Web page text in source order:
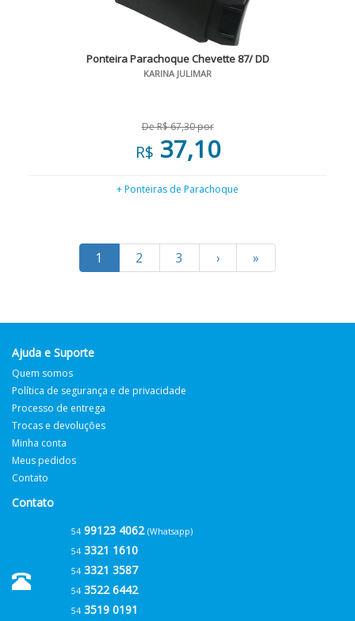
Ponteira Parachoque Chevette 87/ DD
KARINA JULIMAR
De R$ 67,30 por
R$ 37,10
+ Ponteiras de Parachoque
1 2 3 › »
Ajuda e Suporte
Quem somos
Política de segurança e de privacidade
Processo de entrega
Trocas e devoluções
Minha conta
Meus pedidos
Contato
Contato
5499123 4062 (Whatsapp)
543321 1610
543321 3587
543522 6442
543519 0191